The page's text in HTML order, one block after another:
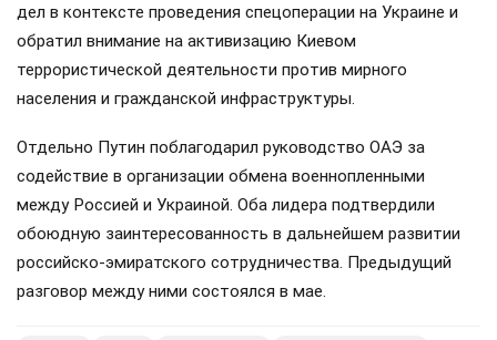
дел в контексте проведения спецоперации на Украине и
обратил внимание на активизацию Киевом
террористической деятельности против мирного
населения и гражданской инфраструктуры.
Отдельно Путин поблагодарил руководство ОАЭ за
содействие в организации обмена военнопленными
между Россией и Украиной. Оба лидера подтвердили
обоюдную заинтересованность в дальнейшем развитии
российско-эмиратского сотрудничества. Предыдущий
разговор между ними состоялся в мае.